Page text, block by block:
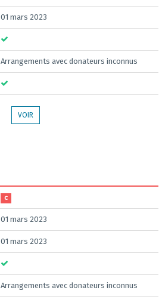
01 mars 2023
Arrangements avec donateurs inconnus
VOIR
C
01 mars 2023
01 mars 2023
Arrangements avec donateurs inconnus